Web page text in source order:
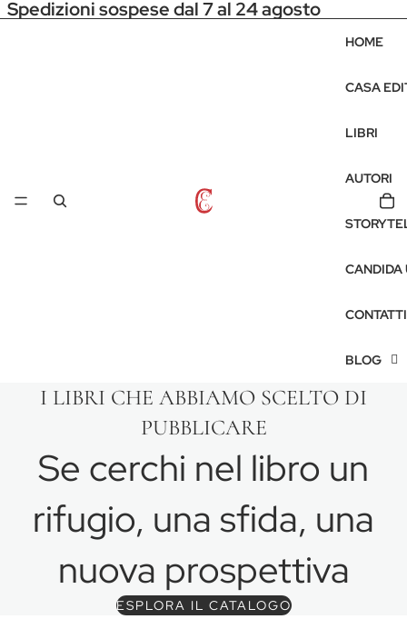
Spedizioni sospese dal 7 al 24 agosto
HOME
CASA
LIBRI
AUTORI
CANDIDA
CONTATTI
BLOG
I LIBRI CHE ABBIAMO SCELTO DI
PUBBLICARE
Se cerchi nel libro un
rifugio, una sfida, una
nuova prospettiva
ESPLORA IL CATALOGO